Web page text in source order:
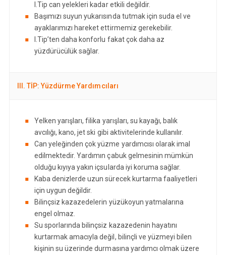
I.Tip can yelekleri kadar etkili değildir.
Başımızı suyun yukarısında tutmak için suda el ve
ayaklarımızı hareket ettirmemiz gerekebilir.
I.Tip’ten daha konforlu fakat çok daha az
yüzdürücülük sağlar.
III. TİP: Yüzdürme Yardımcıları
Yelken yarışları, filika yarışları, su kayağı, balık
avcılığı, kano, jet ski gibi aktivitelerinde kullanılır.
Can yeleğinden çok yüzme yardımcısı olarak imal
edilmektedir. Yardımın çabuk gelmesinin mümkün
olduğu kıyıya yakın içsularda iyi koruma sağlar.
Kaba denizlerde uzun sürecek kurtarma faaliyetleri
için uygun değildir.
Bilinçsiz kazazedelerin yüzükoyun yatmalarına
engel olmaz.
Su sporlarında bilinçsiz kazazedenin hayatını
kurtarmak amacıyla değil, bilinçli ve yüzmeyi bilen
kişinin su üzerinde durmasına yardımcı olmak üzere